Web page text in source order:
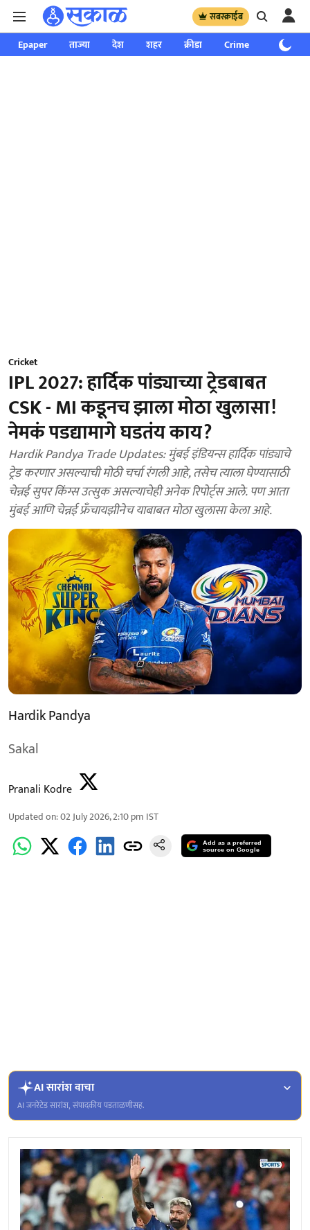
सबस्क्राईब
Epaper ताज्या देश शहर क्रीडा Crime साप्ताहिक
Cricket
IPL 2027: हार्दिक पांड्याच्या ट्रेडबाबत
CSK - MI कडूनच झाला मोठा खुलासा!
नेमकं पडद्यामागे घडतंय काय?
Hardik Pandya Trade Updates: मुंबई इंडियन्स हार्दिक पांड्याचे
ट्रेड करणार असल्याची मोठी चर्चा रंगली आहे, तसेच त्याला घेण्यासाठी
चेन्नई सुपर किंग्स उत्सुक असल्याचेही अनेक रिपोर्ट्स आले. पण आता
मुंबई आणि चेन्नई फ्रँचायझीनेच याबाबत मोठा खुलासा केला आहे.
Hardik Pandya
Sakal
Pranali Kodre
Updated on:02 July 2026, 2:10 pm IST
Add as a preferred
source on Google
AI सारांश वाचा
AI जनरेटेड सारांश, संपादकीय पडताळणीसह.